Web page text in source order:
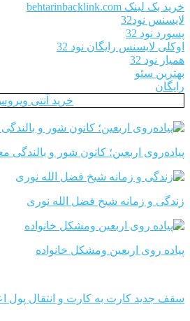
خرید بک لینک behtarinbacklink.com
لایسنس نود32
پسورد نود 32
اوکلی لایسنس رایگان نود 32
همیار نود 32
بهترین سئو
رایگان
خرید آنتی
پیاده‌روی اربعین؛ کانون شور و بالندگی
زندگی و زمانه شیخ فضل الله نوری
پیاده روی اربعین ومشکل خانواده
سقف جدید کارت به کارت و انتقال پول